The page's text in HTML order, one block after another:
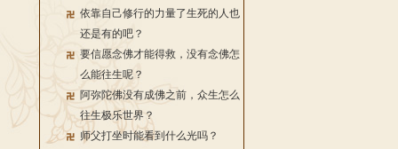
依靠自己修行的力量了生死的人也
还是有的吧？
要信愿念佛才能得救，没有念佛怎
么能往生呢？
阿弥陀佛没有成佛之前，众生怎么
往生极乐世界？
师父打坐时能看到什么光吗？